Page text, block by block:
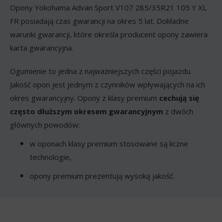
Opony Yokohama Advan Sport V107 285/35R21 105 Y XL
FR posiadają czas gwarancji na okres 5 lat. Dokładne
warunki gwarancji, które określa producent opony zawiera
karta gwarancyjna.
Ogumienie to jedna z najważniejszych części pojazdu.
Jakość opon jest jednym z czynników wpływających na ich
okres gwarancyjny. Opony z klasy premium cechują się
często dłuższym okresem gwarancyjnym z dwóch
głównych powodów:
w oponach klasy premium stosowane są liczne
technologie,
opony premium prezentują wysoką jakość.